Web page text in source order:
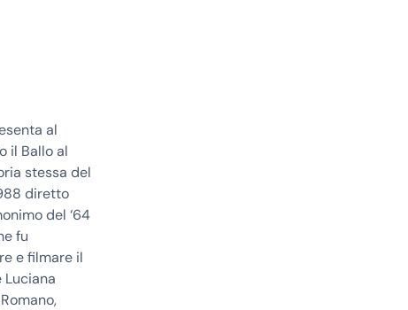
al
il Ballo al
stessa del
diretto
del ‘64
fu
e filmare il
Luciana